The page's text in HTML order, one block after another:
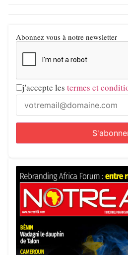
Abonnez vous à notre newsletter
j'accepte les termes et